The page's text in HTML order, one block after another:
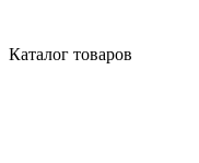
Каталог товаров